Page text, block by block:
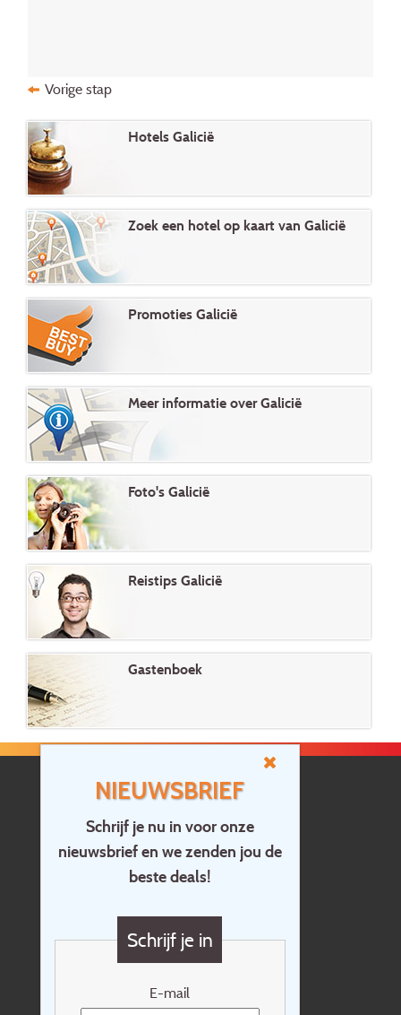
NIEUWSBRIEF
Schrijf je nu in voor onze
nieuwsbrief en we zenden jou de
beste deals!
Schrijf je in
E-mail
Vorige stap
Hotels Galicië
Zoek een hotel op kaart van Galicië
Promoties Galicië
Meer informatie over Galicië
Foto's Galicië
Reistips Galicië
Gastenboek
Home
Contact
Vragen?
Cadeaubon
Nieuwsbrief